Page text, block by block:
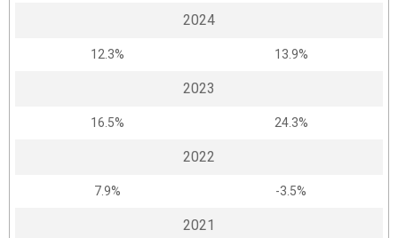
2024
12.3% 13.9%
2023
16.5% 24.3%
2022
7.9% -3.5%
2021